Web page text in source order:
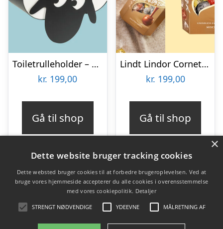
Toiletrulleholder – Liggende får
kr. 199,00
Gå til shop
Lindt Lindor Cornet 500 gram – Blandet chokolade
kr. 199,00
Gå til shop
Varekategorier
Der eksisterer ingen varekategorier.
×
Dette website bruger tracking cookies
Dette websted bruger cookies til at forbedre brugeroplevelsen. Ved at
bruge vores hjemmeside accepterer du alle cookies i overensstemmelse
med vores cookiepolitik. Detaljer
STRENGT NØDVENDIGE YDEEVNE MÅLRETNING AF